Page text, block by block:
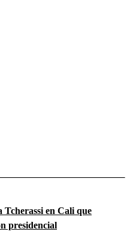
Tcherassi en Cali que
presidencial